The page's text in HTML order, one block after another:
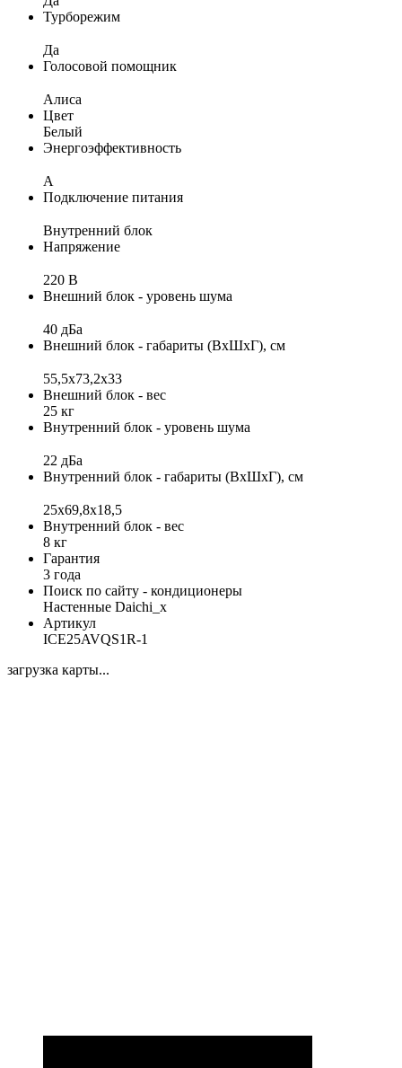
Турборежим
Да
Голосовой помощник
Алиса
Цвет
Белый
Энергоэффективность
A
Подключение питания
Внутренний блок
Напряжение
220 В
Внешний блок - уровень шума
40 дБа
Внешний блок - габариты (ВхШхГ), см
55,5x73,2x33
Внешний блок - вес
25 кг
Внутренний блок - уровень шума
22 дБа
Внутренний блок - габариты (ВхШхГ), см
25x69,8x18,5
Внутренний блок - вес
8 кг
Гарантия
3 года
Поиск по сайту - кондиционеры
Настенные Daichi_x
Артикул
ICE25AVQS1R-1
загрузка карты...